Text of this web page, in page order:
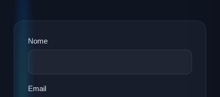
Nome
Email